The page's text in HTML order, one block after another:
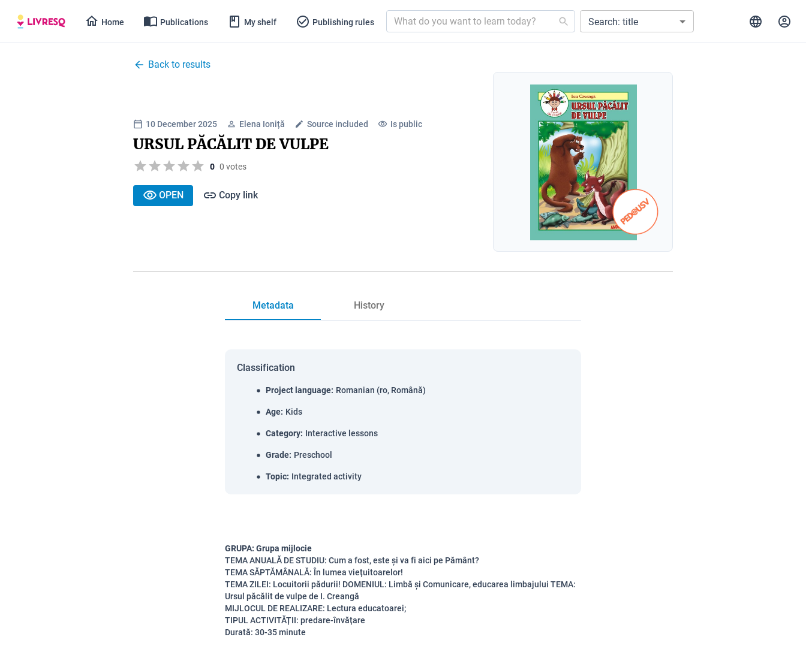
Home Publications My shelf Publishing rules Search: title
Back to results
10 December 2025 Elena Ioniță Source included Is public
URSUL PĂCĂLIT DE VULPE
0 0 votes
OPEN Copy link
Metadata History
Classification
Project language: Romanian (ro, Română)
Age: Kids
Category: Interactive lessons
Grade: Preschool
Topic: Integrated activity
GRUPA: Grupa mijlocie
TEMA ANUALĂ DE STUDIU: Cum a fost, este și va fi aici pe Pământ?
TEMA SĂPTĂMÂNALĂ: În lumea viețuitoarelor!
TEMA ZILEI: Locuitorii pădurii! DOMENIUL: Limbă și Comunicare, educarea limbajului TEMA:
Ursul păcălit de vulpe de I. Creangă
MIJLOCUL DE REALIZARE: Lectura educatoarei;
TIPUL ACTIVITĂȚII: predare-învățare
Durată: 30-35 minute